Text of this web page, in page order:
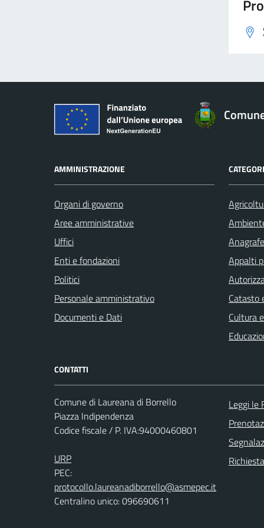
AMMINISTRAZIONE
Organi di governo
Aree amministrative
Uffici
Enti e fondazioni
Politici
Personale amministrativo
Documenti e Dati
Appalti
Catasto
Cultura
CONTATTI
Comune di Laureana di Borrello
Piazza Indipendenza
Codice fiscale / P. IVA:94000460801
URP
PEC:
protocollo.laureanadiborrello@asmepec.it
Centralino unico: 096690611
Leggi le